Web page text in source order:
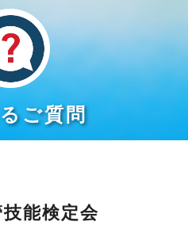
ご質問
能検定会